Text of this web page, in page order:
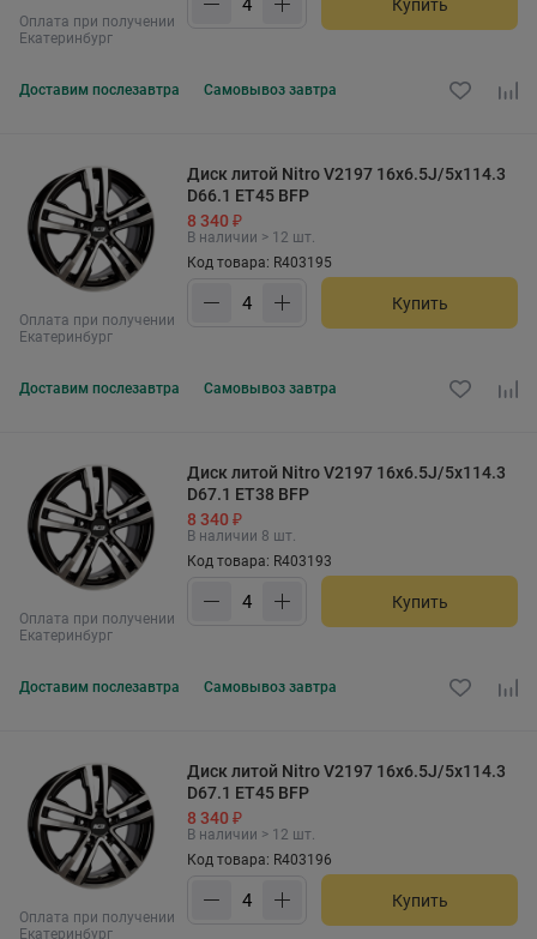
Оплата при получении
Екатеринбург
Купить
Доставим послезавтра Самовывоз завтра
Оплата при получении
Екатеринбург
Диск литой Nitro V2197 16x6.5J/5x114.3
D66.1 ET45 BFP
8 340 ₽
В наличии > 12 шт.
Код товара: R403195
Купить
Доставим послезавтра Самовывоз завтра
Оплата при получении
Екатеринбург
Диск литой Nitro V2197 16x6.5J/5x114.3
D67.1 ET38 BFP
8 340 ₽
В наличии 8 шт.
Код товара: R403193
Купить
Доставим послезавтра Самовывоз завтра
Оплата при получении
Екатеринбург
Диск литой Nitro V2197 16x6.5J/5x114.3
D67.1 ET45 BFP
8 340 ₽
В наличии > 12 шт.
Код товара: R403196
Купить